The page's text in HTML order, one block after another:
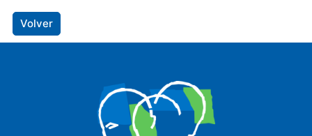
Volver